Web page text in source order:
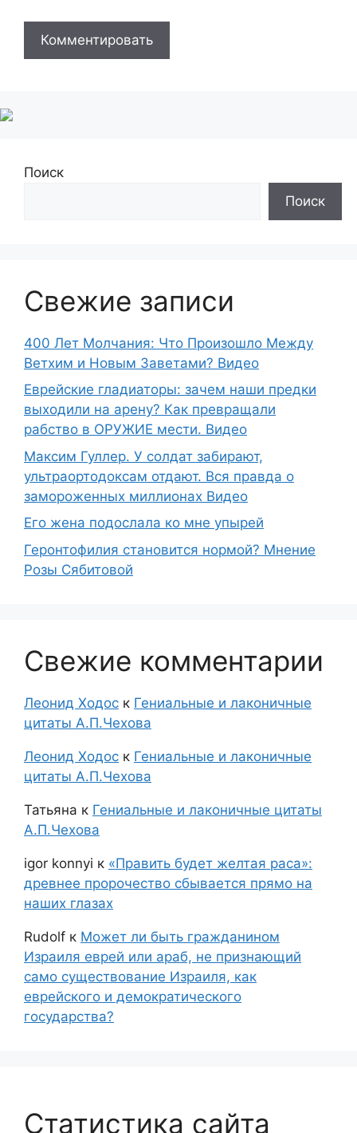
Поиск
Поиск
Свежие записи
400 Лет Молчания: Что Произошло Между
Ветхим и Новым Заветами? Видео
Еврейские гладиаторы: зачем наши предки
выходили на арену? Как превращали
рабство в ОРУЖИЕ мести. Видео
Максим Гуллер. У солдат забирают,
ультраортодоксам отдают. Вся правда о
замороженных миллионах Видео
Его жена подослала ко мне упырей
Геронтофилия становится нормой? Мнение
Розы Сябитовой
Свежие комментарии
Леонид Ходос к Гениальные и лаконичные
цитаты А.П.Чехова
Леонид Ходос к Гениальные и лаконичные
цитаты А.П.Чехова
Татьяна к Гениальные и лаконичные цитаты
А.П.Чехова
igor konnyi к «Править будет желтая раса»:
древнее пророчество сбывается прямо на
наших глазах
Rudolf к Может ли быть гражданином
Израиля еврей или араб, не признающий
само существование Израиля, как
еврейского и демократического
государства?
Статистика сайта